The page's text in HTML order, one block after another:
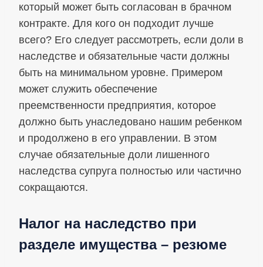
который может быть согласован в брачном
контракте. Для кого он подходит лучше
всего? Его следует рассмотреть, если доли в
наследстве и обязательные части должны
быть на минимальном уровне. Примером
может служить обеспечение
преемственности предприятия, которое
должно быть унаследовано нашим ребенком
и продолжено в его управлении. В этом
случае обязательные доли лишенного
наследства супруга полностью или частично
сокращаются.
Налог на наследство при
разделе имущества – резюме